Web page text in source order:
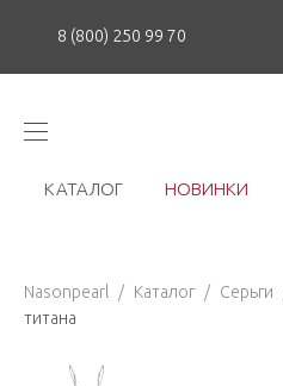
8 (800) 250 99 70
КАТАЛОГ НОВИНКИ
Nasonpearl / Каталог / Серьги
титана